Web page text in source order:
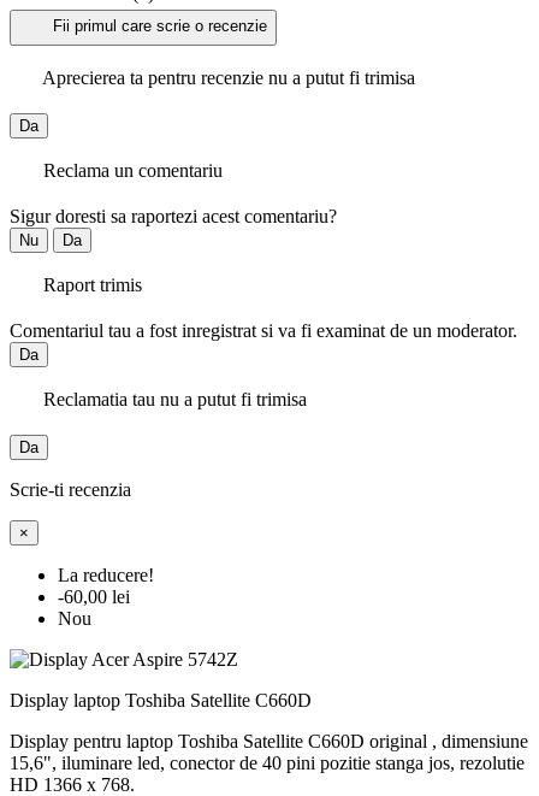
Fii primul care scrie o recenzie
Aprecierea ta pentru recenzie nu a putut fi trimisa
Da
Reclama un comentariu
Sigur doresti sa raportezi acest comentariu?
Nu Da
Raport trimis
Comentariul tau a fost inregistrat si va fi examinat de un moderator.
Da
Reclamatia tau nu a putut fi trimisa
Da
Scrie-ti recenzia
×
La reducere!
-60,00 lei
Nou
Display laptop Toshiba Satellite C660D
Display pentru laptop Toshiba Satellite C660D original , dimensiune
15,6", iluminare led, conector de 40 pini pozitie stanga jos, rezolutie
HD 1366 x 768.